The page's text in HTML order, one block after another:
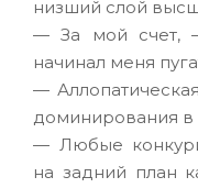
низший слой
— За мой счет,
начинал меня
—
доминирования в
— Любые
на задний план